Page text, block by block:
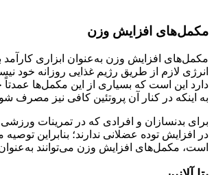
مکمل‌های افزایش وزن
مکمل‌های افزایش وزن به‌عنوان ابزاری
انرژی لازم از طریق رژیم غذایی روزانه خود
دارد این است که بسیاری از این مکمل‌ها
به اینکه در کنار آن پروتئین کافی نیز مصرف
برای بدنسازان و افرادی که در تمرینات
در افزایش توده عضلانی ندارند؛ بنابراین
است، مکمل‌های افزایش وزن می‌توانند